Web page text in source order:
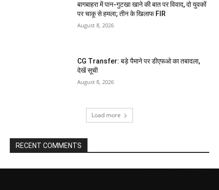
बागबाहरा में पान-गुटखा खाने की बात पर विवाद, दो युवकों
पर चाकू से हमला; तीन के खिलाफ FIR
August 8, 2026
CG Transfer: बड़े पैमाने पर डीएफओ का तबादला,
देखें सूची
August 8, 2026
Load more
RECENT COMMENTS